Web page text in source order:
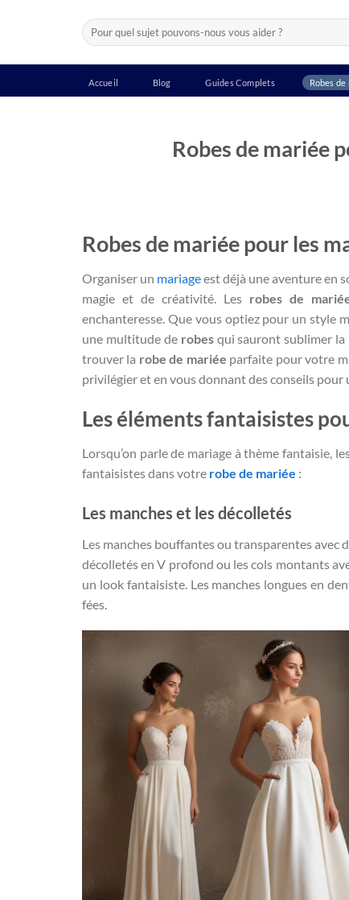
Recherche
pour :
Accueil Blog Guides Complets Robes
Robes de mariée
Robes de mariée pour les
Organiser un mariageest déjà une aventure en
magie et de créativité. Les robes de
enchanteresse. Que vous optiez pour un style
une multitude de robesqui sauront sublimer la
trouver la robe de mariée parfaite pour votre
privilégier et en vous donnant des conseils pour
Les éléments fantaisistes
Lorsqu’on parle de mariage à thème fantaisie,
fantaisistes dans votre robe de mariée :
Les manches et les décolletés
Les manches bouffantes ou transparentes
décolletés en V profond ou les cols montants
un look fantaisiste. Les manches longues en
fées.